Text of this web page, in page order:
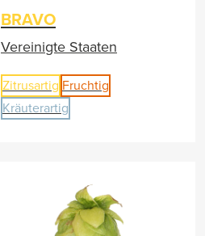
BRAVO
Vereinigte Staaten
Zitrusartig Fruchtig
Kräuterartig